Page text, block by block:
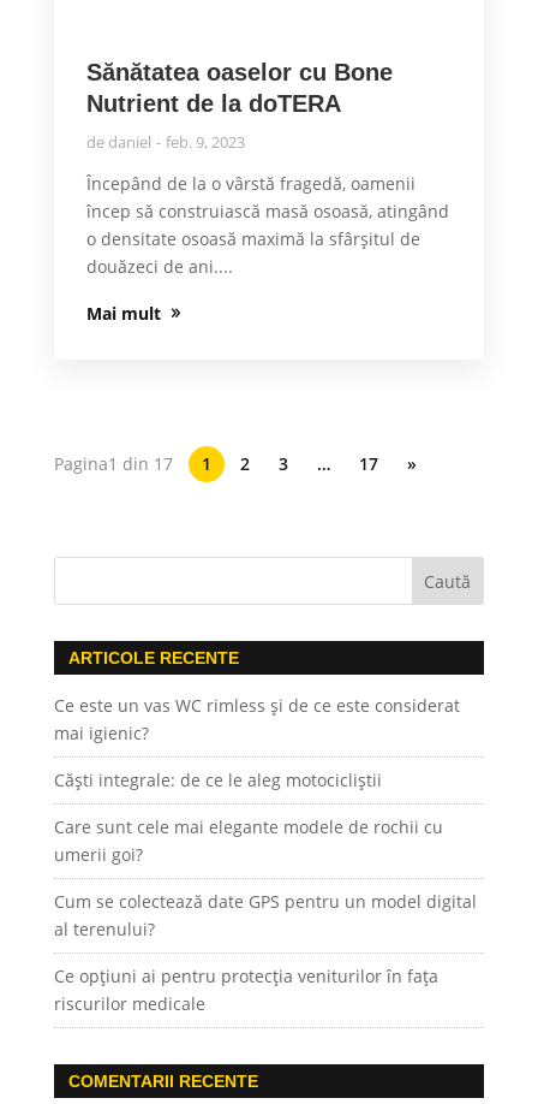
Sănătatea oaselor cu Bone
Nutrient de la doTERA
de daniel feb. 9, 2023
Începând de la o vârstă fragedă, oamenii
încep să construiască masă osoasă, atingând
o densitate osoasă maximă la sfârșitul de
douăzeci de ani....
Mai mult
Pagina1 din 17 1 2 3 … 17 »
ARTICOLE RECENTE
Ce este un vas WC rimless și de ce este considerat
mai igienic?
Căști integrale: de ce le aleg motocicliștii
Care sunt cele mai elegante modele de rochii cu
umerii goi?
Cum se colectează date GPS pentru un model digital
al terenului?
Ce opțiuni ai pentru protecția veniturilor în fața
riscurilor medicale
COMENTARII RECENTE